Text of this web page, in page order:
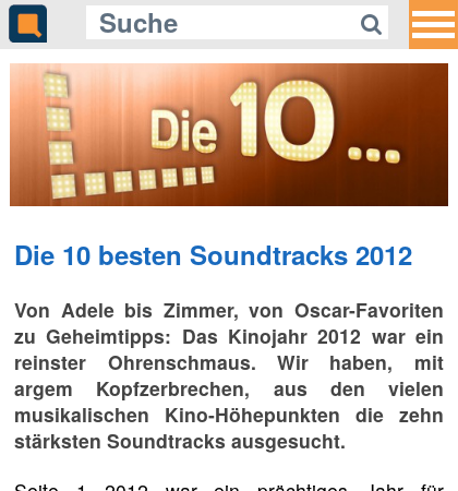
Die 10 besten Soundtracks 2012
Von Adele bis Zimmer, von Oscar-Favoriten
zu Geheimtipps: Das Kinojahr 2012 war ein
reinster Ohrenschmaus. Wir haben, mit
argem Kopfzerbrechen, aus den vielen
musikalischen Kino-Höhepunkten die zehn
stärksten Soundtracks ausgesucht.